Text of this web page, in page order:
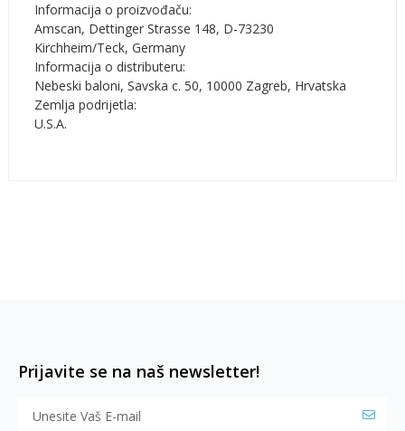
Informacija o proizvođaču:
Amscan, Dettinger Strasse 148, D-73230
Kirchheim/Teck, Germany
Informacija o distributeru:
Nebeski baloni, Savska c. 50, 10000 Zagreb, Hrvatska
Zemlja podrijetla:
U.S.A.
Prijavite se na naš newsletter!